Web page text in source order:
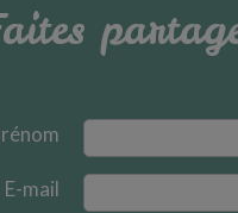
E-mail